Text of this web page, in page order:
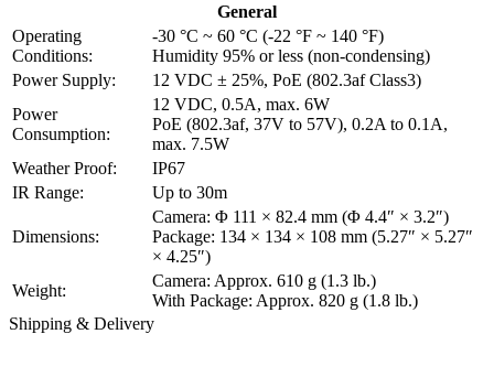
General
Operating
Conditions:
-30 °C ~ 60 °C (-22 °F ~ 140 °F)
Humidity 95% or less (non-condensing)
Power Supply:
12 VDC ± 25%, PoE (802.3af Class3)
Power
Consumption:
12 VDC, 0.5A, max. 6W
PoE (802.3af, 37V to 57V), 0.2A to 0.1A,
max. 7.5W
Weather Proof:
IP67
IR Range:
Up to 30m
Dimensions:
Camera: Φ 111 × 82.4 mm (Φ 4.4″ × 3.2″)
Package: 134 × 134 × 108 mm (5.27″ × 5.27″
× 4.25″)
Weight:
Camera: Approx. 610 g (1.3 lb.)
With Package: Approx. 820 g (1.8 lb.)
Shipping & Delivery